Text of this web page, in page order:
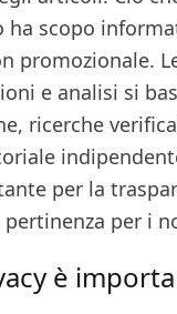
ha scopo
promozionale.
e analisi si
ricerche
per la
pertinenza per i
è